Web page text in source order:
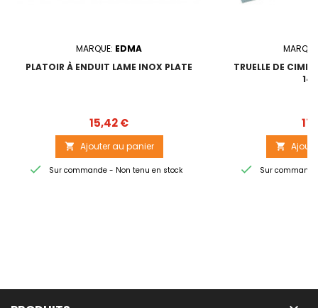
MARQUE: EDMA
PLATOIR À ENDUIT LAME INOX PLATE
Prix
15,42 €
 Ajouter au panier
 Sur commande - Non tenu en stock
TRUELLE DE

 Sur